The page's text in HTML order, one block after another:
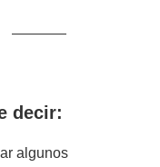
decir:
algunos